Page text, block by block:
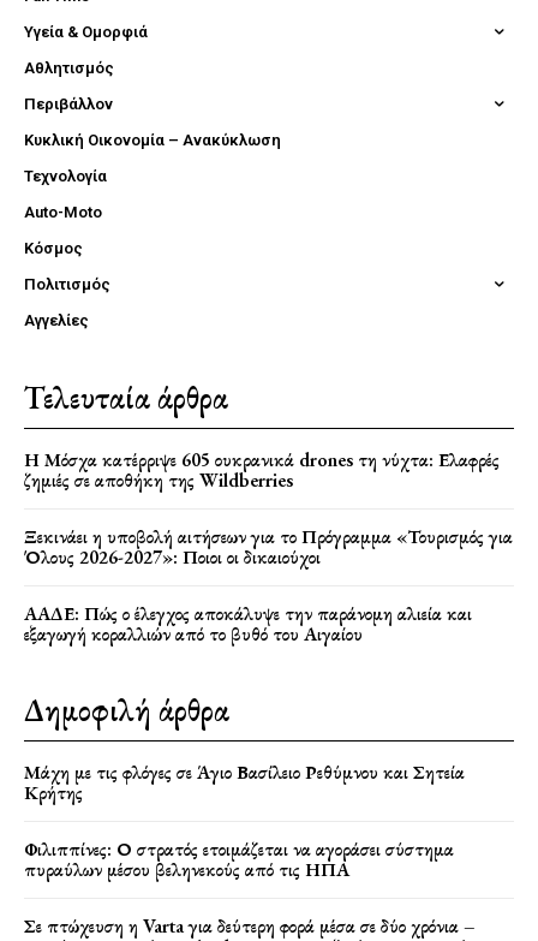
Υγεία & Ομορφιά
Αθλητισμός
Περιβάλλον
Κυκλική Οικονομία – Ανακύκλωση
Τεχνολογία
Auto-Moto
Κόσμος
Πολιτισμός
Αγγελίες
Τελευταία άρθρα
Η Μόσχα κατέρριψε 605 ουκρανικά drones τη νύχτα: Ελαφρές
ζημιές σε αποθήκη της Wildberries
Ξεκινάει η υποβολή αιτήσεων για το Πρόγραμμα «Τουρισμός για
Όλους 2026-2027»: Ποιοι οι δικαιούχοι
ΑΑΔΕ: Πώς ο έλεγχος αποκάλυψε την παράνομη αλιεία και
εξαγωγή κοραλλιών από το βυθό του Αιγαίου
Δημοφιλή άρθρα
Μάχη με τις φλόγες σε Άγιο Βασίλειο Ρεθύμνου και Σητεία
Κρήτης
Φιλιππίνες: Ο στρατός ετοιμάζεται να αγοράσει σύστημα
πυραύλων μέσου βεληνεκούς από τις ΗΠΑ
Σε πτώχευση η Varta για δεύτερη φορά μέσα σε δύο χρόνια –